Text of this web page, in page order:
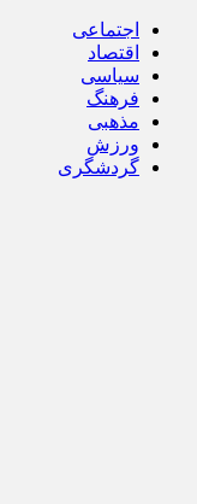
اجتماعی
اقتصاد
سیاسی
فرهنگ
مذهبی
ورزش
گردشگری